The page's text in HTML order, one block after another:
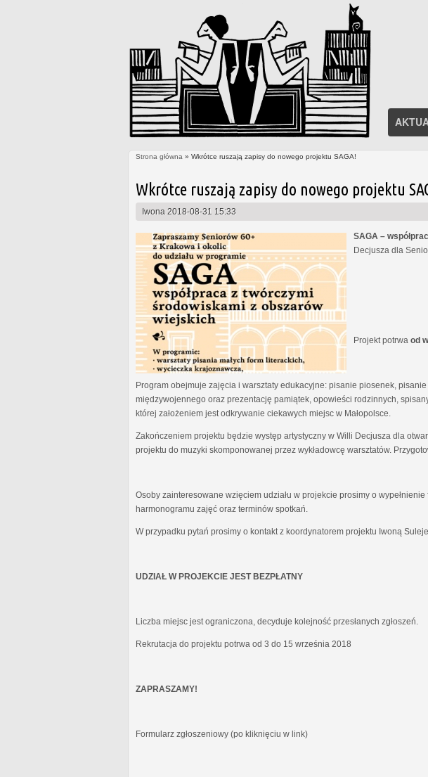
Strona główna » Wkrótce ruszają zapisy do nowego projektu SAGA!
Wkrótce ruszają zapisy do nowego projektu
Iwona 2018-08-31 15:33
SAGA –
Decjusza dla
Projekt potrwa od
Program obejmuje zajęcia i warsztaty edukacyjne: pisanie piosenek,
międzywojennego oraz prezentację pamiątek, opowieści rodzinnych,
której założeniem jest odkrywanie ciekawych miejsc w Małopolsce.
Zakończeniem projektu będzie występ artystyczny w Willi Decjusza dla
projektu do muzyki skomponowanej przez wykładowcę warsztatów.
Osoby zainteresowane wzięciem udziału w projekcie prosimy o
harmonogramu zajęć oraz terminów spotkań.
W przypadku pytań prosimy o kontakt z koordynatorem projektu Iwoną
UDZIAŁ W PROJEKCIE JEST BEZPŁATNY
Liczba miejsc jest ograniczona, decyduje kolejność przesłanych zgłoszeń.
Rekrutacja do projektu potrwa od 3 do 15 września 2018
ZAPRASZAMY!
Formularz zgłoszeniowy (po kliknięciu w link)